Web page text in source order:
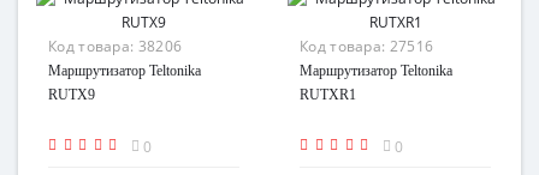
Код товара: 38206
Маршрутизатор Teltonika
RUTX9
0
Код товара: 27516
Маршрутизатор Teltonika
RUTXR1
0